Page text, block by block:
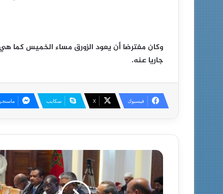
وكان مفترضا أن يعود الزورق مساء الخميس كما
جاريا عنه.
فيسبوك X سكايب ماسنجر